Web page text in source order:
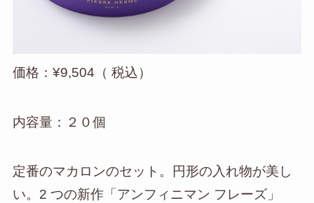
価格：¥9,504（ 税込）
内容量：２０個
定番のマカロンのセット。円形の入れ物が美し
い。2 つの新作「アンフィニマン フレーズ」